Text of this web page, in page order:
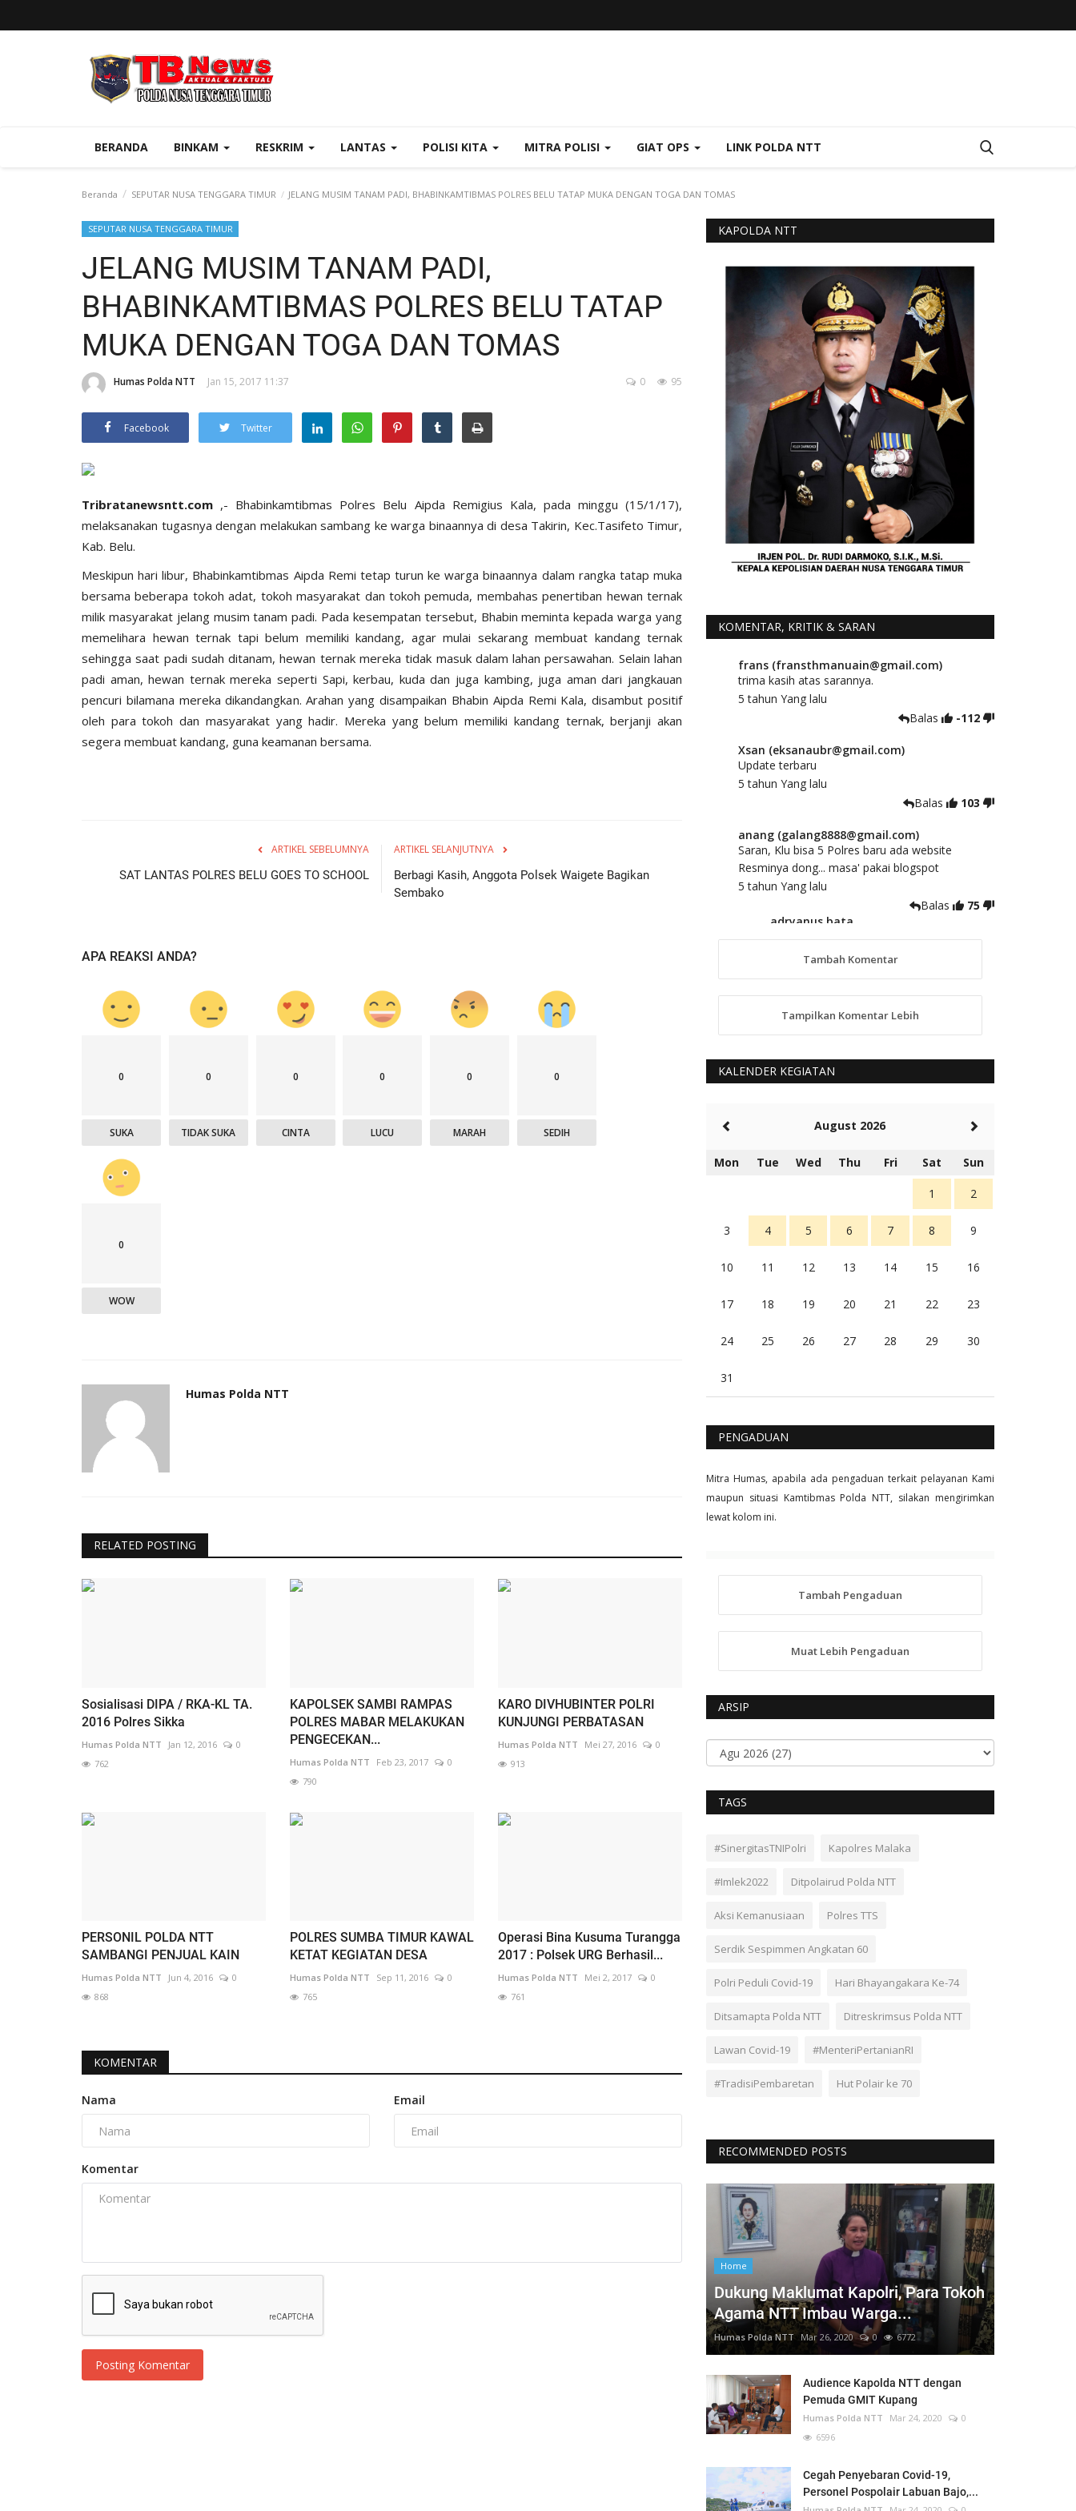
BERANDA BINKAM RESKRIM LANTAS POLISI KITA MITRA POLISI GIAT OPS LINK POLDA NTT
Beranda SEPUTAR NUSA TENGGARA TIMUR JELANG MUSIM TANAM PADI, BHABINKAMTIBMAS POLRES BELU TATAP MUKA DENGAN TOGA DAN TOMAS
SEPUTAR NUSA TENGGARA TIMUR
JELANG MUSIM TANAM PADI,
BHABINKAMTIBMAS POLRES BELU TATAP
MUKA DENGAN TOGA DAN TOMAS
Humas Polda NTT Jan 15, 2017 11:37 95
0
Facebook Twitter
Tribratanewsntt.com ,- Bhabinkamtibmas Polres Belu Aipda Remigius Kala, pada minggu (15/1/17),
melaksanakan tugasnya dengan melakukan sambang ke warga binaannya di desa Takirin, Kec.Tasifeto Timur,
Kab. Belu.
Meskipun hari libur, Bhabinkamtibmas Aipda Remi tetap turun ke warga binaannya dalam rangka tatap muka
bersama beberapa tokoh adat, tokoh masyarakat dan tokoh pemuda, membahas penertiban hewan ternak
milik masyarakat jelang musim tanam padi. Pada kesempatan tersebut, Bhabin meminta kepada warga yang
memelihara hewan ternak tapi belum memiliki kandang, agar mulai sekarang membuat kandang ternak
sehingga saat padi sudah ditanam, hewan ternak mereka tidak masuk dalam lahan persawahan. Selain lahan
padi aman, hewan ternak mereka seperti Sapi, kerbau, kuda dan juga kambing, juga aman dari jangkauan
pencuri bilamana mereka dikandangkan. Arahan yang disampaikan Bhabin Aipda Remi Kala, disambut positif
oleh para tokoh dan masyarakat yang hadir. Mereka yang belum memiliki kandang ternak, berjanji akan
segera membuat kandang, guna keamanan bersama.
ARTIKEL SEBELUMNYA
SAT LANTAS POLRES BELU GOES TO SCHOOL
ARTIKEL SELANJUTNYA
Berbagi Kasih, Anggota Polsek Waigete Bagikan
Sembako
APA REAKSI ANDA?
0
SUKA
0
TIDAK SUKA
0
CINTA
0
LUCU
0
MARAH
0
SEDIH
0
WOW
Humas Polda NTT
RELATED POSTING
Sosialisasi DIPA / RKA-KL TA.
2016 Polres Sikka
Humas Polda NTT Jan 12, 2016
0
762
KAPOLSEK SAMBI RAMPAS
POLRES MABAR MELAKUKAN
PENGECEKAN...
Humas Polda NTT Feb 23, 2017
0
790
KARO DIVHUBINTER POLRI
KUNJUNGI PERBATASAN
Humas Polda NTT Mei 27, 2016
0
913
PERSONIL POLDA NTT
SAMBANGI PENJUAL KAIN
Humas Polda NTT Jun 4, 2016
0
868
POLRES SUMBA TIMUR KAWAL
KETAT KEGIATAN DESA
Humas Polda NTT Sep 11, 2016
0
765
Operasi Bina Kusuma Turangga
2017 : Polsek URG Berhasil...
Humas Polda NTT Mei 2, 2017
0
761
KOMENTAR
Nama Email
Komentar
Posting Komentar
KAPOLDA NTT
KOMENTAR, KRITIK & SARAN
frans (fransthmanuain@gmail.com)
trima kasih atas sarannya.
5 tahun Yang lalu
Balas
-112
Xsan (eksanaubr@gmail.com)
Update terbaru
5 tahun Yang lalu
Balas
103
anang (galang8888@gmail.com)
Saran, Klu bisa 5 Polres baru ada website
Resminya dong... masa' pakai blogspot
5 tahun Yang lalu
Balas
75
adryanus bata
kami tindaklanjuti
5 tahun Yang lalu
88
anggy (anakkaos@gmail.com)
Sumba Barat Aman, Trmksih Pak Polisi
5 tahun Yang lalu
Rambu (rambu03@gmail.com)
5 tahun Yang lalu
Balas
16
Tambah Komentar
Tampilkan Komentar Lebih
KALENDER KEGIATAN
August 2026
Mon Tue Wed Thu Fri Sat Sun
1 2
3 4 5 6 7 8 9
10 11 12 13 14 15 16
17 18 19 20 21 22 23
24 25 26 27 28 29 30
31
PENGADUAN
Mitra Humas, apabila ada pengaduan terkait pelayanan Kami
maupun situasi Kamtibmas Polda NTT, silakan mengirimkan
lewat kolom ini.
Tambah Pengaduan
Muat Lebih Pengaduan
ARSIP
TAGS
#SinergitasTNIPolri Kapolres Malaka
#Imlek2022 Ditpolairud Polda NTT
Aksi Kemanusiaan Polres TTS
Serdik Sespimmen Angkatan 60
Polri Peduli Covid-19 Hari Bhayangakara Ke-74
Ditsamapta Polda NTT Ditreskrimsus Polda NTT
Lawan Covid-19 #MenteriPertanianRI
#TradisiPembaretan Hut Polair ke 70
RECOMMENDED POSTS
Home
Dukung Maklumat Kapolri, Para Tokoh
Agama NTT Imbau Warga...
Humas Polda NTT Mar 26, 2020 0 6772
Audience Kapolda NTT dengan
Pemuda GMIT Kupang
Humas Polda NTT Mar 24, 2020
0
6596
Cegah Penyebaran Covid-19,
Personel Pospolair Labuan Bajo,...